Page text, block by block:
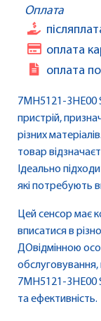
Оплата
оплата
оплата
7MH5121-3HE00
пристрій,
різних
товар
Ідеально
які потребують
Цей сенсор має
вписатися в
ДОвідмінною
7MH5121-3HE00
та ефективність.